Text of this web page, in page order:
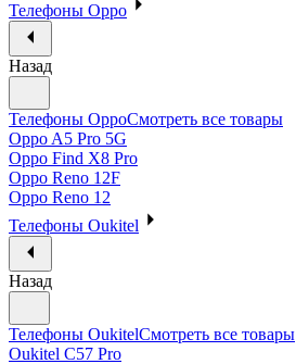
Телефоны Oppo
Назад
Телефоны OppoСмотреть все товары
Oppo A5 Pro 5G
Oppo Find X8 Pro
Oppo Reno 12F
Oppo Reno 12
Телефоны Oukitel
Назад
Телефоны OukitelСмотреть все товары
Oukitel C57 Pro